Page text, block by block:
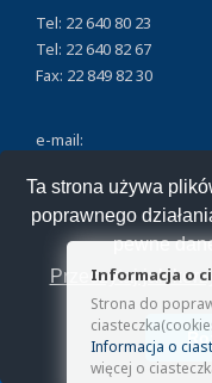
Ta strona używa
poprawnego
pewne
Przeczytaj jak
Tel: 22 640 80 23
Tel: 22 640 82 67
Fax: 22 849 82 30
e-mail:
Copyright © 2026
Informacja o
Strona do
Informacja o
więcej o